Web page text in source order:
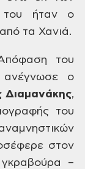
του ήταν ο
τα Χανιά.
του
ανέγνωσε ο
Διαμανάκης,
του
στον
γκραβούρα –